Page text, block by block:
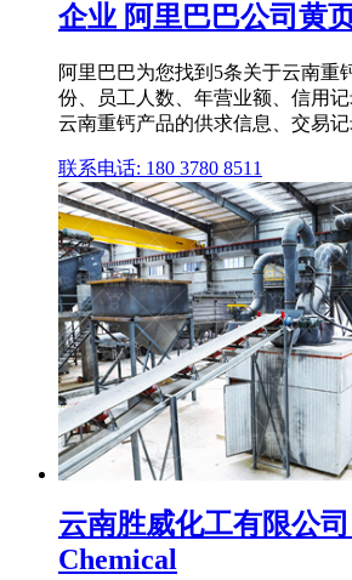
企业 阿里巴巴公司黄
阿里巴巴为您找到5条关于云南重
份、员工人数、年营业额、信用
云南重钙产品的供求信息、交易记
联系电话: 180 3780 8511
云南胜威化工有限公
Chemical